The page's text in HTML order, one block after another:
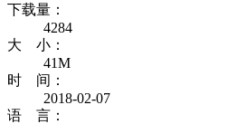
下载量：
4284
大 小：
41M
时 间：
2018-02-07
语 言：